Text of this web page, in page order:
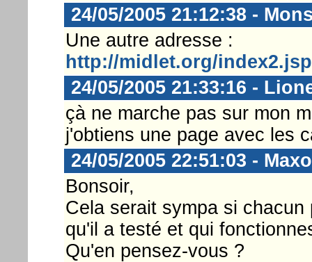
24/05/2005 21:12:38 -
Une autre adresse :
http://midlet.org/index2.jsp
24/05/2005 21:33:16 -
çà ne marche pas sur mon
j'obtiens une page avec les
24/05/2005 22:51:03 -
Bonsoir,
Cela serait sympa si
qu'il a testé et qui
Qu'en pensez-vous ?